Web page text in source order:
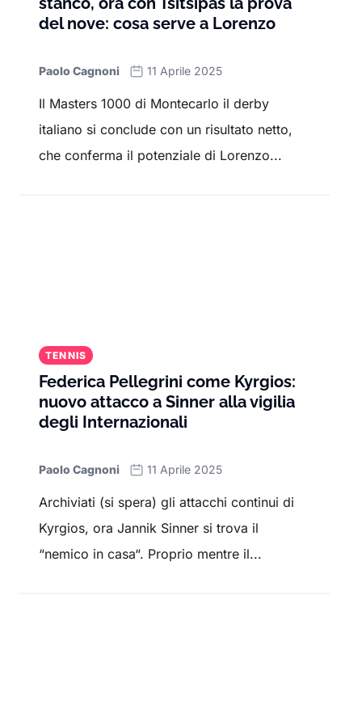
del nove: cosa serve a Lorenzo
Paolo Cagnoni 11 Aprile 2025
Il Masters 1000 di Montecarlo il derby
italiano si conclude con un risultato netto,
che conferma il potenziale di Lorenzo...
TENNIS
Federica Pellegrini come Kyrgios:
nuovo attacco a Sinner alla vigilia
degli Internazionali
Paolo Cagnoni 11 Aprile 2025
Archiviati (si spera) gli attacchi continui di
Kyrgios, ora Jannik Sinner si trova il
“nemico in casa“. Proprio mentre il...